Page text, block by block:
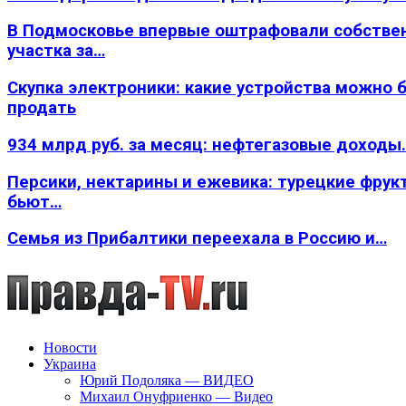
В Подмосковье впервые оштрафовали
участка за…
Скупка электроники: какие устройства можно
продать
934 млрд руб. за месяц: нефтегазовые
Персики, нектарины и ежевика: турецкие
бьют…
Семья из Прибалтики переехала в Россию и…
Новости
Украина
Юрий Подоляка — ВИДЕО
Михаил Онуфриенко — Видео